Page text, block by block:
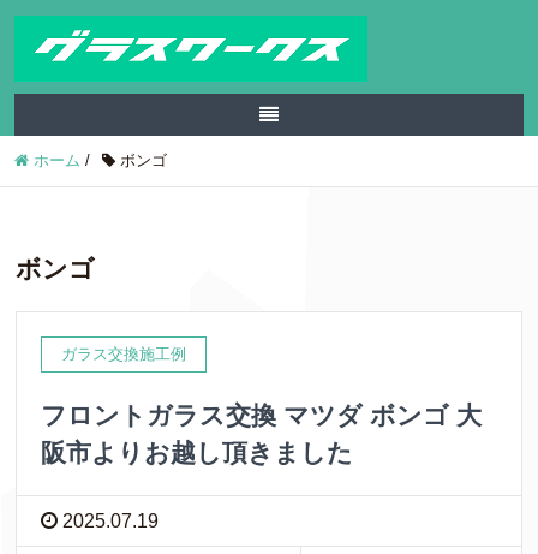
ホーム / ボンゴ
ボンゴ
ガラス交換施工例
フロントガラス交換 マツダ ボンゴ 大
阪市よりお越し頂きました
2025.07.19